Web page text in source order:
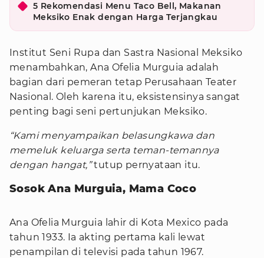
5 Rekomendasi Menu Taco Bell, Makanan
Meksiko Enak dengan Harga Terjangkau
Institut Seni Rupa dan Sastra Nasional Meksiko
menambahkan, Ana Ofelia Murguia adalah
bagian dari pemeran tetap Perusahaan Teater
Nasional. Oleh karena itu, eksistensinya sangat
penting bagi seni pertunjukan Meksiko.
“Kami menyampaikan belasungkawa dan
memeluk keluarga serta teman-temannya
dengan hangat,”tutup pernyataan itu.
Sosok Ana Murguia, Mama Coco
Ana Ofelia Murguia lahir di Kota Mexico pada
tahun 1933. Ia akting pertama kali lewat
penampilan di televisi pada tahun 1967.